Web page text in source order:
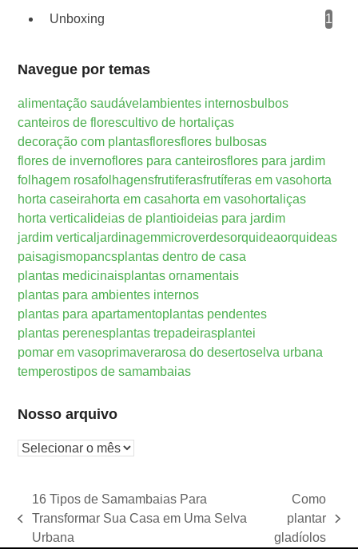
Unboxing 1
Navegue por temas
alimentação saudávelambientes internosbulbos
canteiros de florescultivo de hortaliças
decoração com plantasfloresflores bulbosas
flores de invernoflores para canteirosflores para jardim
folhagem rosafolhagensfrutiferasfrutíferas em vasohorta
horta caseirahorta em casahorta em vasohortaliças
horta vertical ideias de plantioideias para jardim
jardim vertical jardinagemmicroverdesorquideaorquideas
paisagismopancsplantas dentro de casa
plantas medicinaisplantas ornamentais
plantas para ambientes internos
plantas para apartamentoplantas pendentes
plantas perenesplantas trepadeirasplantei
pomar em vasoprimaverarosa do desertoselva urbana
temperostipos de samambaias
Nosso arquivo
Nosso
previous
post:
16 Tipos de Samambaias Para
Transformar Sua Casa em Uma Selva
Urbana
next
post:
Como
plantar
gladíolos